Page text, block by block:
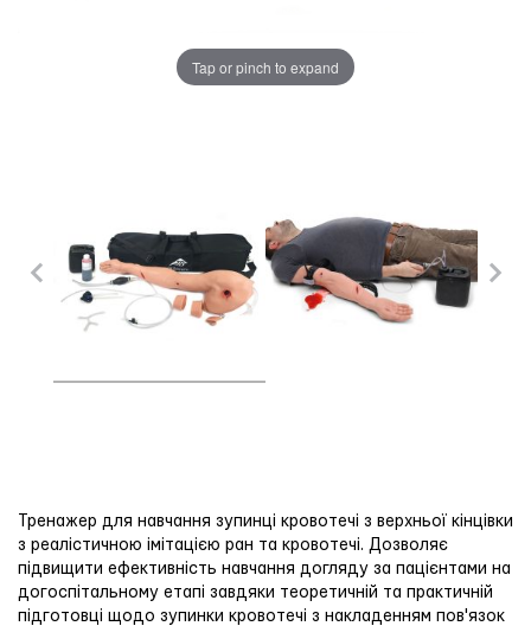
Tap or pinch to expand
Тренажер для навчання зупинці кровотечі з верхньої кінцівки
з реалістичною імітацією ран та кровотечі. Дозволяє
підвищити ефективність навчання догляду за пацієнтами на
догоспітальному етапі завдяки теоретичній та практичній
підготовці щодо зупинки кровотечі з накладенням пов'язок